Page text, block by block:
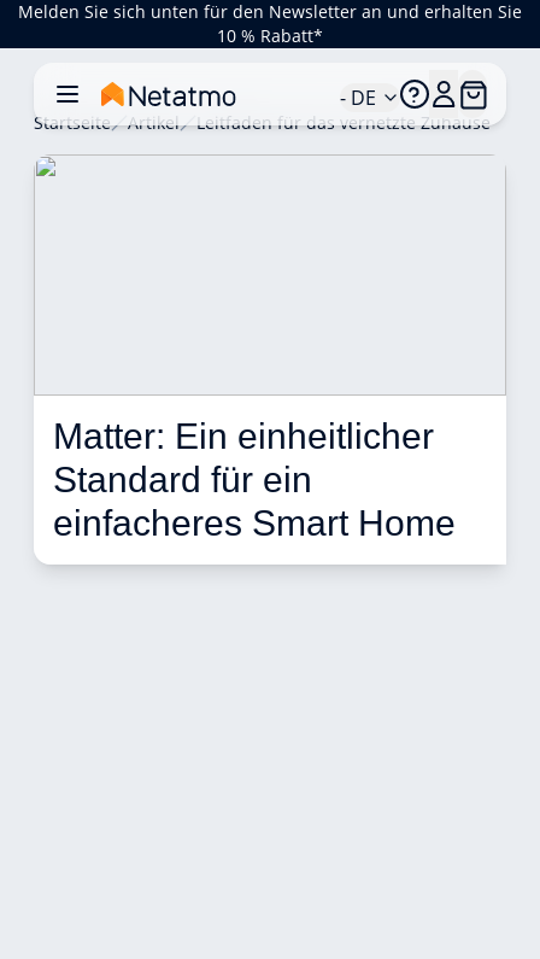
Melden Sie sich unten für den Newsletter an und erhalten Sie
10 % Rabatt*
- DE
Startseite Artikel Leitfaden für das vernetzte Zuhause
Matter: Ein einheitlicher
Standard für ein
einfacheres Smart Home